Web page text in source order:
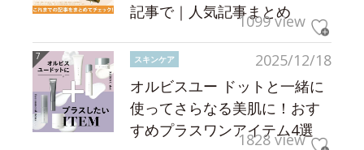
記事で｜人気記事まとめ
1099 view
2025/12/18
スキンケア
オルビスユー ドットと一緒に
使ってさらなる美肌に！おす
すめプラスワンアイテム4選
1828 view